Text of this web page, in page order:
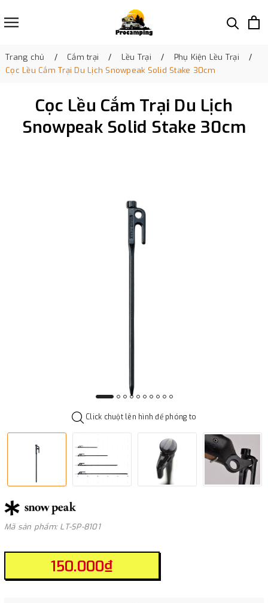
Trang chủ Cắm trại Lều Trại
Phụ Kiện Lều Trại
Cọc Lều Cắm Trại Du Lịch Snowpeak Solid Stake 30cm
Cọc Lều Cắm Trại Du Lịch
Snowpeak Solid Stake 30cm
Click chuột lên hình để phóng to
Mã sản phẩm: LT-SP-8101
150.000₫